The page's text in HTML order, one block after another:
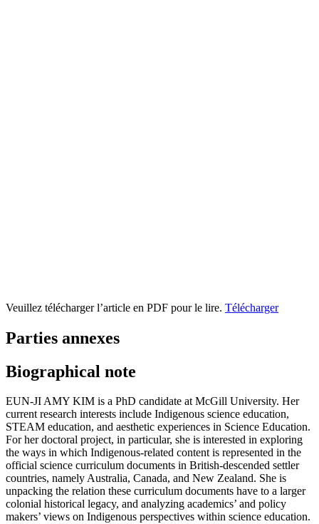
Veuillez télécharger l’article en PDF pour le lire. Télécharger
Parties annexes
Biographical note
EUN-JI AMY KIM is a PhD candidate at McGill University. Her
current research interests include Indigenous science education,
STEAM education, and aesthetic experiences in Science Education.
For her doctoral project, in particular, she is interested in exploring
the ways in which Indigenous-related content is represented in the
official science curriculum documents in British-descended settler
countries, namely Australia, Canada, and New Zealand. She is
unpacking the relation these curriculum documents have to a larger
colonial historical legacy, and analyzing academics’ and policy
makers’ views on Indigenous perspectives within science education.